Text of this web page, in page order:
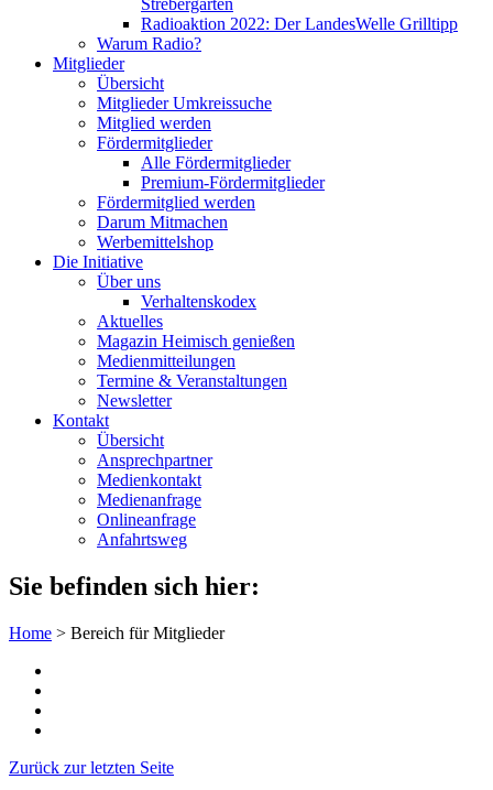
Strebergarten
Radioaktion 2022: Der LandesWelle Grilltipp
Warum Radio?
Mitglieder
Übersicht
Mitglieder Umkreissuche
Mitglied werden
Fördermitglieder
Alle Fördermitglieder
Premium-Fördermitglieder
Fördermitglied werden
Darum Mitmachen
Werbemittelshop
Die Initiative
Über uns
Verhaltenskodex
Aktuelles
Magazin Heimisch genießen
Medienmitteilungen
Termine & Veranstaltungen
Newsletter
Kontakt
Übersicht
Ansprechpartner
Medienkontakt
Medienanfrage
Onlineanfrage
Anfahrtsweg
Sie befinden sich hier:
Home > Bereich für Mitglieder
Zurück zur letzten Seite